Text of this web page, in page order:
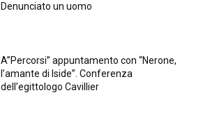
Denunciato un uomo
A”Percorsi” appuntamento con “Nerone,
l’amante di Iside”. Conferenza
dell’egittologo Cavillier